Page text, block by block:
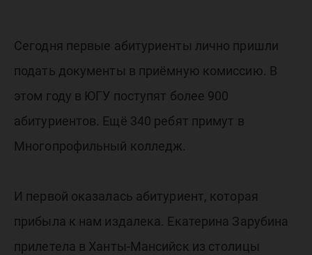
Сегодня первые абитуриенты лично пришли
подать документы в приёмную комиссию. В
этом году в ЮГУ поступят более 900
абитуриентов. Ещё 340 ребят примут в
Многопрофильный колледж.
И первой оказалась абитуриент, которая
прибыла к нам издалека. Екатерина Зарубина
прилетела в Ханты-Мансийск из столицы